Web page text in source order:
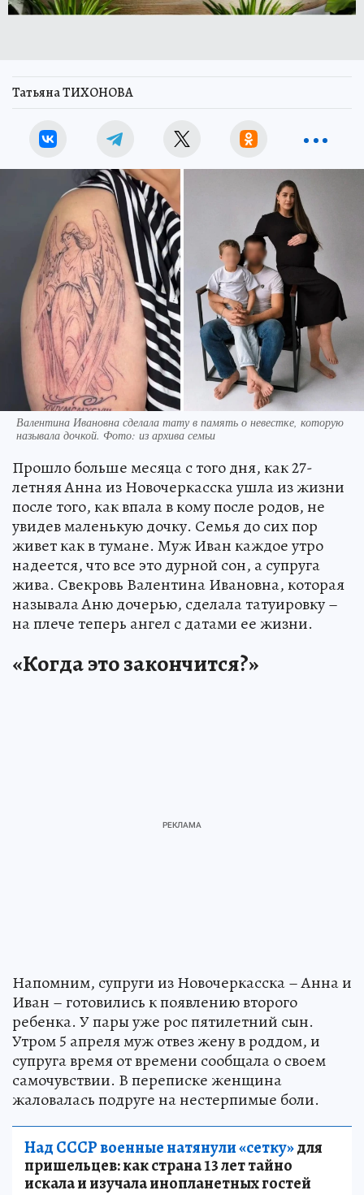
Татьяна ТИХОНОВА
Валентина Ивановна сделала тату в память о невестке, которую
называла дочкой. Фото: из архива семьи
Прошло больше месяца с того дня, как 27-
летняя Анна из Новочеркасска ушла из жизни
после того, как впала в кому после родов, не
увидев маленькую дочку. Семья до сих пор
живет как в тумане. Муж Иван каждое утро
надеется, что все это дурной сон, а супруга
жива. Свекровь Валентина Ивановна, которая
называла Аню дочерью, сделала татуировку –
на плече теперь ангел с датами ее жизни.
«Когда это закончится?»
Напомним, супруги из Новочеркасска – Анна и
Иван – готовились к появлению второго
ребенка. У пары уже рос пятилетний сын.
Утром 5 апреля муж отвез жену в роддом, и
супруга время от времени сообщала о своем
самочувствии. В переписке женщина
жаловалась подруге на нестерпимые боли.
Над СССР военные натянули «сетку»для
пришельцев: как страна 13 лет тайно
искала и изучала инопланетных гостей